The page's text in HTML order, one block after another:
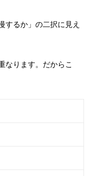
するか」の二択に見え
なります。だからこ